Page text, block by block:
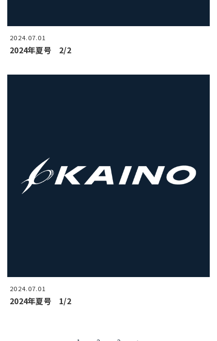
2024.07.01
2024年夏号 2/2
2024.07.01
2024年夏号 1/2